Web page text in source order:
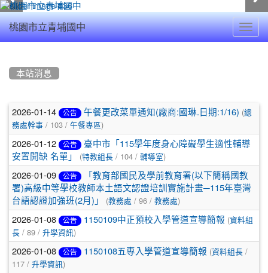
桃園市立青埔國中
本站消息
文
章
列
表
2026-01-14 公告 午餐更改菜單通知(廠商:國琳.日期:1/16) (總
務處幹事 / 103 / 午餐專區)
2026-01-12 公告
臺中市「115學年度身心障礙學生適性輔導
安置開缺 名單」
(特教組長 / 104 / 輔導室)
2026-01-09 公告
「教育部國民及學前教育署(以下簡稱國教
署)高級中等學校教師本土語文認證培訓實施計畫─115年臺灣
台語認證加強班(2月)」
(教務處 / 96 / 教務處)
2026-01-08 公告 1150109中正預校入學管道宣導簡報 (資料組
長 / 89 / 升學資訊)
2026-01-08 公告 1150108五專入學管道宣導簡報 (資料組長 /
117 / 升學資訊)